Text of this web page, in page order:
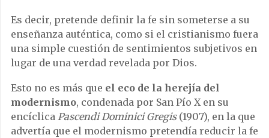
Es decir, pretende definir la fe sin someterse a su
enseñanza auténtica, como si el cristianismo fuera
una simple cuestión de sentimientos subjetivos en
lugar de una verdad revelada por Dios.
Esto no es más que el eco de la herejía del
modernismo, condenada por San Pío X en su
encíclica Pascendi Dominici Gregis(1907), en la que
advertía que el modernismo pretendía reducir la fe